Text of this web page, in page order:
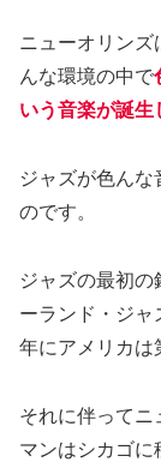
ニューオリンズ
んな環境の中で
いう音楽が誕生
ジャズが色ん
のです。
ジャズの最初
ーランド・ジャ
年にアメリカは
それに伴ってニ
マンはシカゴに